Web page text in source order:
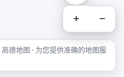
+ −
德地图 · 为您提供准确的地图服